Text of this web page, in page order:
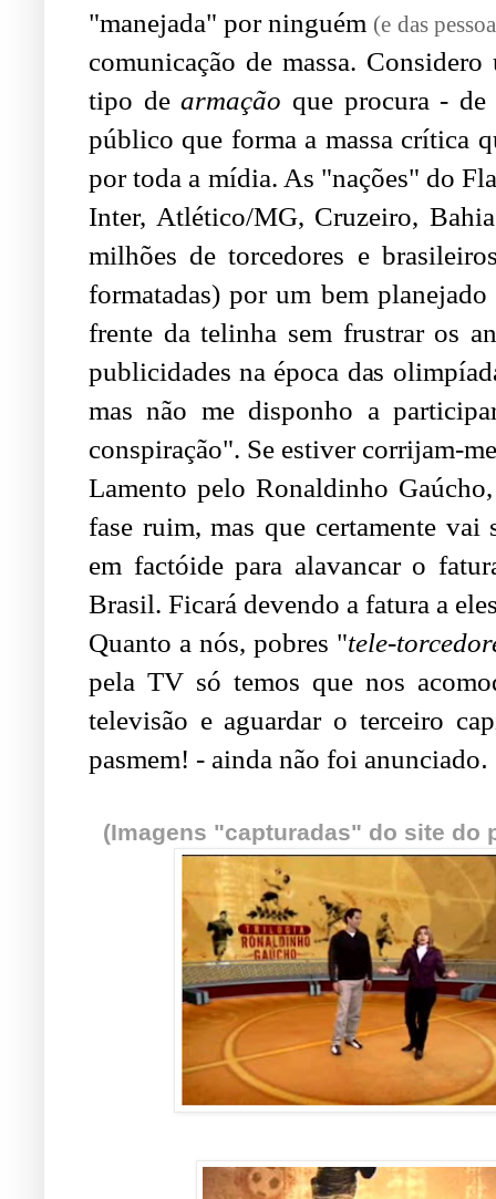
"manejada" por ninguém (e das
comunicação de massa.
tipo dearmação que procura -
público que forma a massa crítica
por toda a mídia. As "nações" do
Inter, Atlético/MG, Cruzeiro,
milhões de torcedores e
formatadas) por um bem
frente da telinha sem frustrar os
publicidades na época das
mas não me disponho a
conspiração". Se estiver corrijam-
Lamento pelo Ronaldinho
fase ruim, mas que certamente vai
em factóide para alavancar o
Brasil. Ficará devendo a fatura a
Quanto a nós, pobres "tele-
pela TV só temos que nos
televisão e aguardar o terceiro
pasmem! - ainda não foi anunciado.
(Imagens "capturadas" do site do